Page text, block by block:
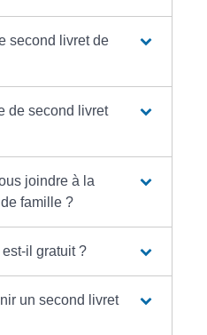
second livret de
de second livret
joindre à la
famille ?
il gratuit ?
un second livret